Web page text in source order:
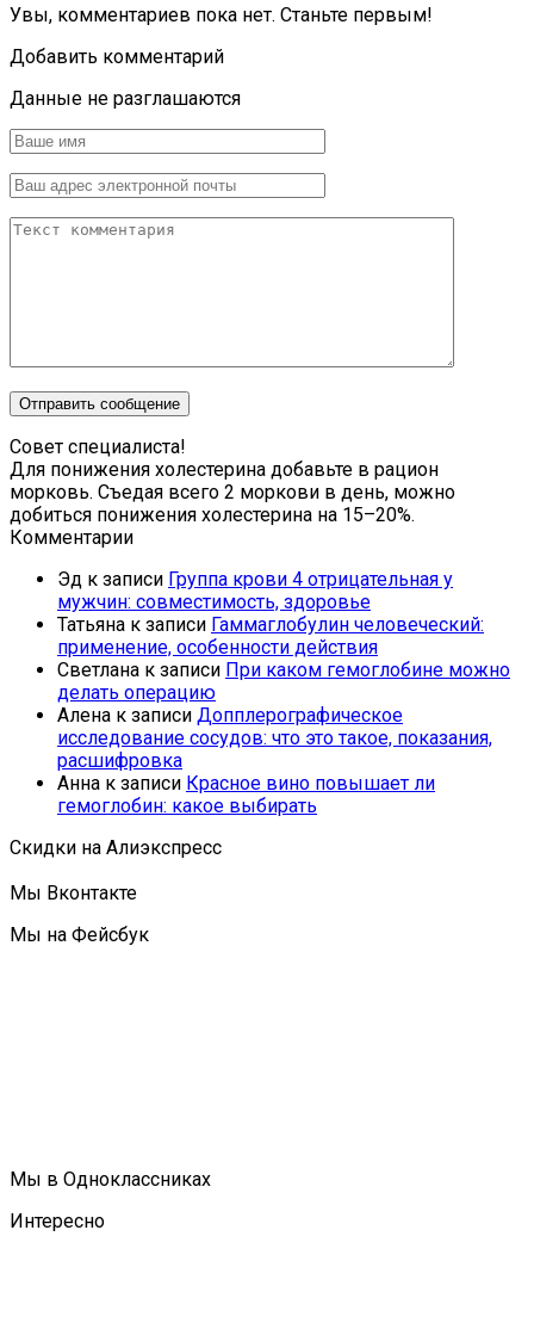
Увы, комментариев пока нет. Станьте первым!
Добавить комментарий
Данные не разглашаются
Совет специалиста!
Для понижения холестерина добавьте в рацион
морковь. Съедая всего 2 моркови в день, можно
добиться понижения холестерина на 15–20%.
Комментарии
Эд к записи Группа крови 4 отрицательная у
мужчин: совместимость, здоровье
Татьяна к записи Гаммаглобулин человеческий:
применение, особенности действия
Светлана к записи При каком гемоглобине можно
делать операцию
Алена к записи Допплерографическое
исследование сосудов: что это такое, показания,
расшифровка
Анна к записи Красное вино повышает ли
гемоглобин: какое выбирать
Скидки на Алиэкспресс
Мы Вконтакте
Мы на Фейсбук
Мы в Одноклассниках
Интересно